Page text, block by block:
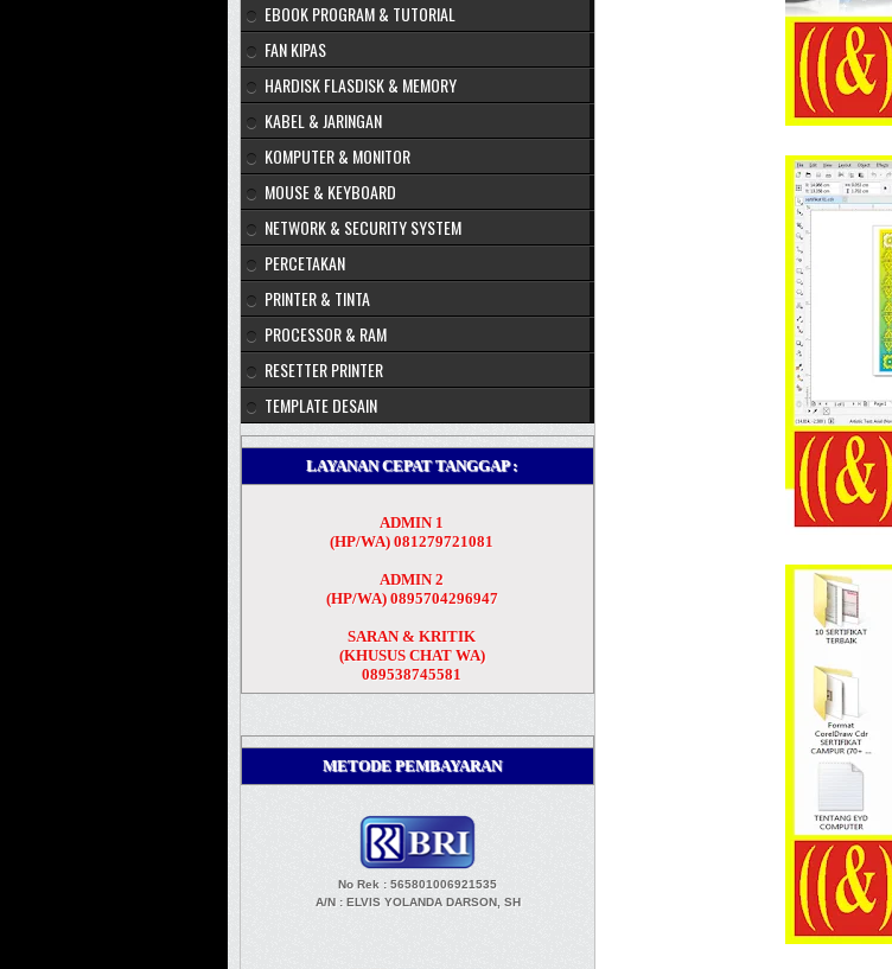
EBOOK PROGRAM & TUTORIAL
FAN KIPAS
HARDISK FLASDISK & MEMORY
KABEL & JARINGAN
KOMPUTER & MONITOR
MOUSE & KEYBOARD
NETWORK & SECURITY SYSTEM
PERCETAKAN
PRINTER & TINTA
PROCESSOR & RAM
RESETTER PRINTER
TEMPLATE DESAIN
LAYANAN CEPAT TANGGAP :
ADMIN 1
(HP/WA) 081279721081
ADMIN 2
(HP/WA) 0895704296947
SARAN & KRITIK
(KHUSUS CHAT WA)
089538745581
METODE PEMBAYARAN
No Rek : 565801006921535
A/N : ELVIS YOLANDA DARSON, SH